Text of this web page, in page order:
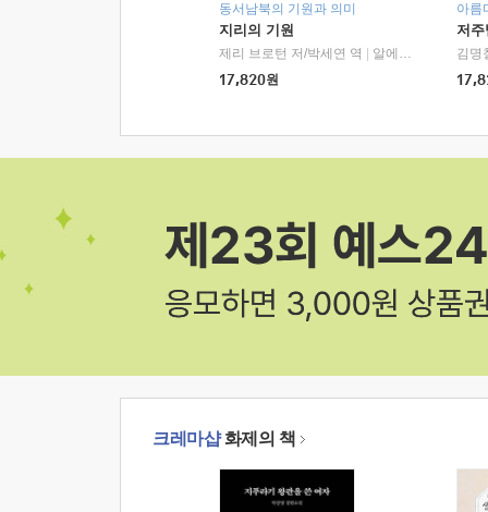
동서남북의 기원과 의미
지리의 기원
제리 브로턴 저/박세연 역
알에이치코리아(RHK)
17,820원
아름
저
김명
크레마샵화제의 책